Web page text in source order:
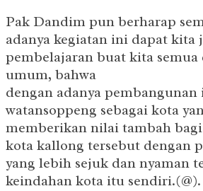
Pak Dandim pun berharap
adanya kegiatan ini dapat kita
pembelajaran buat kita semua
umum, bahwa
dengan adanya
watansoppeng sebagai kota
memberikan nilai tambah
kota kallong tersebut dengan
yang lebih sejuk dan nyaman
keindahan kota itu sendiri.(@).